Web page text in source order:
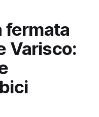
fermata
Varisco: